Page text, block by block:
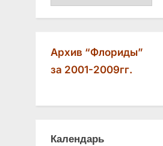
Архив “Флориды”
за 2001-2009гг.
Календарь